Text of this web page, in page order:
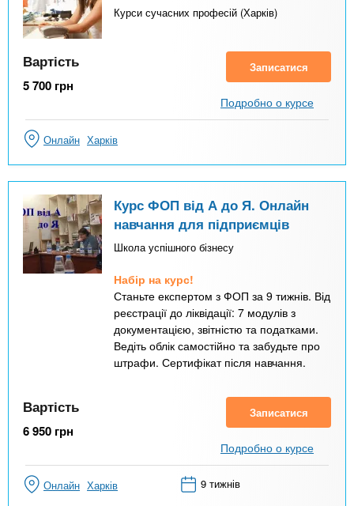
Курси сучасних професій (Харків)
Вартість
5 700 грн
Записатися
Подробно о курсе
Онлайн Харків
Курс ФОП від А до Я. Онлайн
навчання для підприємців
Школа успішного бізнесу
Набір на курс!
Станьте експертом з ФОП за 9 тижнів. Від
реєстрації до ліквідації: 7 модулів з
документацією, звітністю та податками.
Ведіть облік самостійно та забудьте про
штрафи. Сертифікат після навчання.
Вартість
6 950 грн
Записатися
Подробно о курсе
Онлайн Харків 9 тижнів